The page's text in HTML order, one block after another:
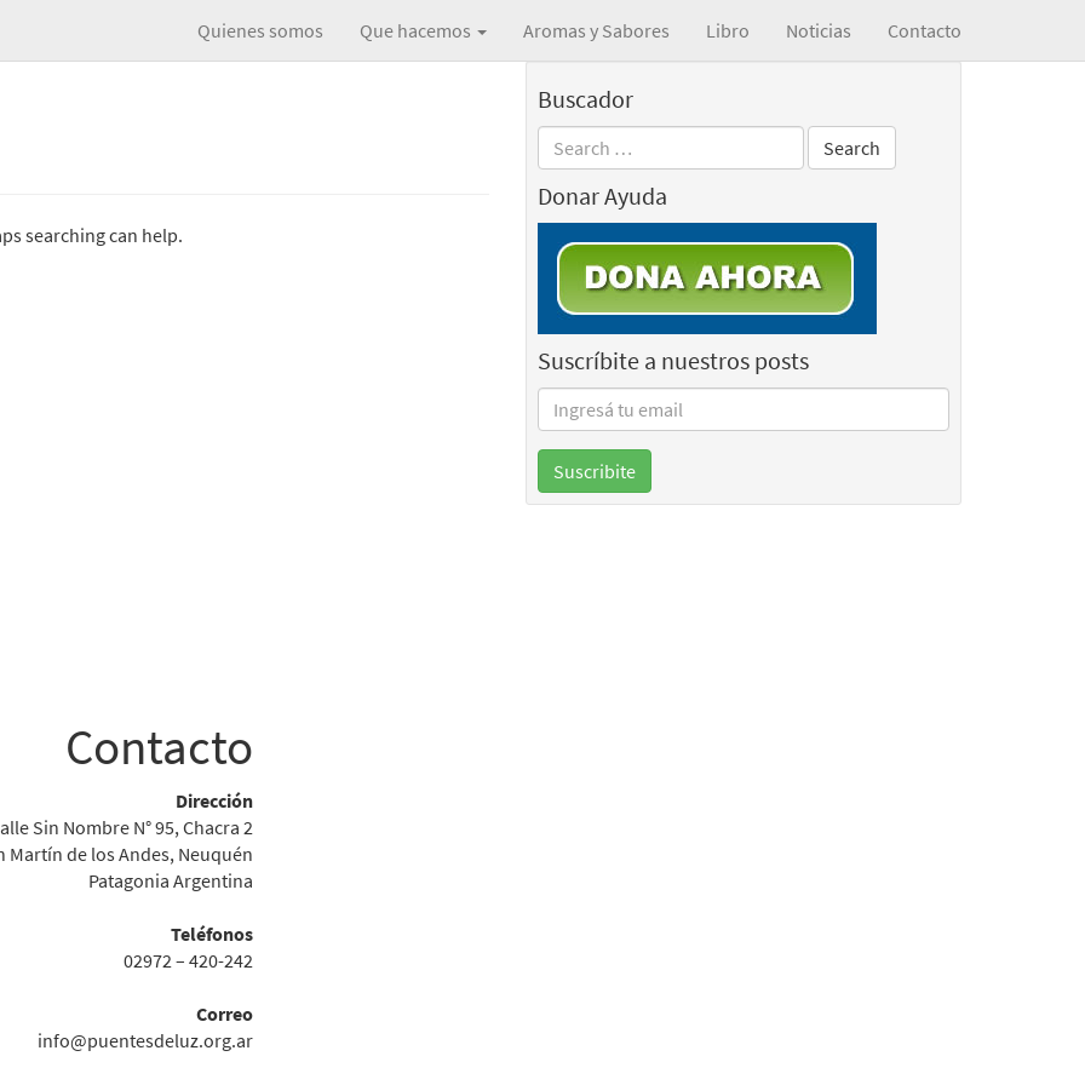
Quienes somos Que hacemos Aromas y Sabores Libro Noticias Contacto
searching can help.
Buscador
Donar Ayuda
Suscríbite a nuestros posts
Contacto
Dirección
Sin Nombre N° 95, Chacra 2
Martín de los Andes, Neuquén
Patagonia Argentina
Teléfonos
02972 – 420-242
Correo
info@puentesdeluz.org.ar